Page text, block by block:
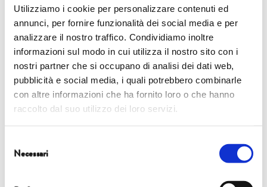
Utilizziamo i cookie per personalizzare contenuti ed
annunci, per fornire funzionalità dei social media e per
analizzare il nostro traffico. Condividiamo inoltre
informazioni sul modo in cui utilizza il nostro sito con i
nostri partner che si occupano di analisi dei dati web,
pubblicità e social media, i quali potrebbero combinarle
con altre informazioni che ha fornito loro o che hanno
raccolto dal suo utilizzo dei loro servizi.
delNecessari
Yadvinder Malhi
IL METABOLISMO DEL PIANETA
Quanta energia produce il nostro Pianeta? E quanta ne consumiamo noi
umani? Il metabolismo di un ecosistema misura l’energia che scorre
attraverso gli organismi viventi e ci aiuta a valutare l’impatto umano
sull’ambiente. Ormai lo abbiamo capito: le risorse del Pianeta non sono
illimitate. E di questo passo supereremo presto i suoi limiti naturali.
Yadvinder Malhi, professore di Scienza degli ecosistemi a Oxford, ci mostra